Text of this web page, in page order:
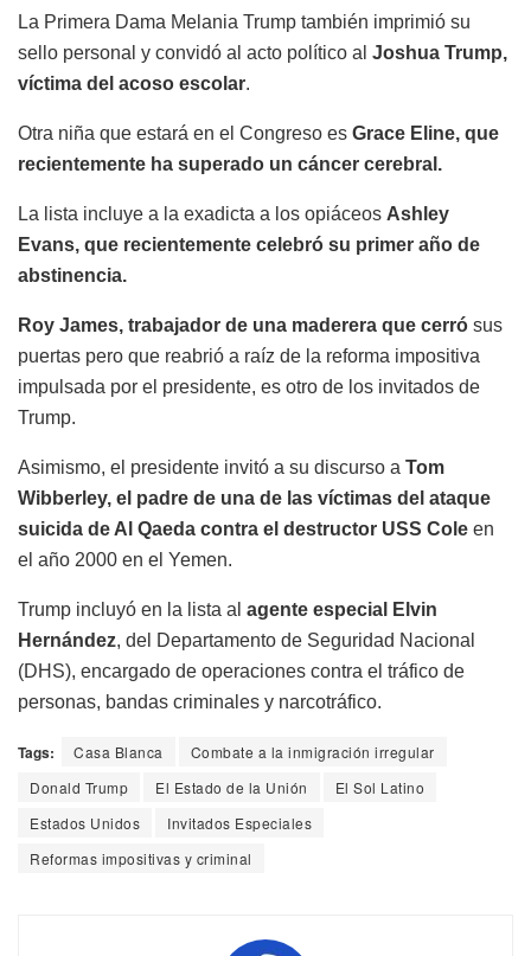
La Primera Dama Melania Trump también imprimió su
sello personal y convidó al acto político al Joshua Trump,
víctima del acoso escolar.
Otra niña que estará en el Congreso es Grace Eline, que
recientemente ha superado un cáncer cerebral.
La lista incluye a la exadicta a los opiáceos Ashley
Evans, que recientemente celebró su primer año de
abstinencia.
Roy James, trabajador de una maderera que cerró sus
puertas pero que reabrió a raíz de la reforma impositiva
impulsada por el presidente, es otro de los invitados de
Trump.
Asimismo, el presidente invitó a su discurso a Tom
Wibberley, el padre de una de las víctimas del ataque
suicida de Al Qaeda contra el destructor USS Cole en
el año 2000 en el Yemen.
Trump incluyó en la lista al agente especial Elvin
Hernández, del Departamento de Seguridad Nacional
(DHS), encargado de operaciones contra el tráfico de
personas, bandas criminales y narcotráfico.
Tags: Casa Blanca
Combate a la inmigración irregular
Donald Trump
El Estado de la Unión
El Sol Latino
Estados Unidos
Invitados Especiales
Reformas impositivas y criminal